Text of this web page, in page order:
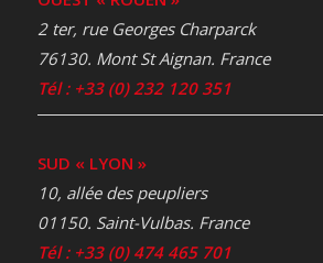
2 ter, rue Georges Charparck
76130. Mont St Aignan. France
Tél : +33 (0) 232 120 351
SUD « LYON »
10, allée des peupliers
01150. Saint-Vulbas. France
Tél : +33 (0) 474 465 701